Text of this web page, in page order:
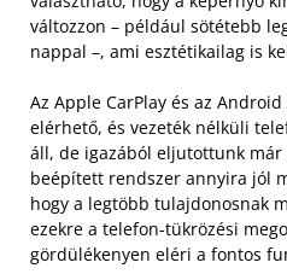
változzon – például sötétebb
nappal –, ami esztétikailag is
Az Apple CarPlay és az
elérhető, és vezeték nélküli
áll, de igazából eljutottunk
beépített rendszer annyira jól
hogy a legtöbb tulajdonosnak
ezekre a telefon-tükrözési
gördülékenyen eléri a fontos